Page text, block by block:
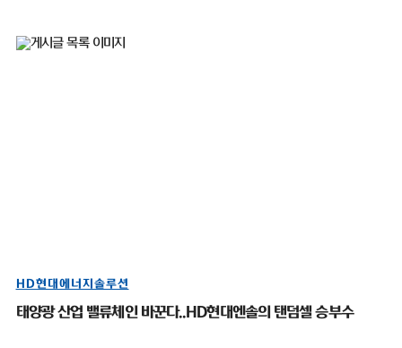
HD현대에너지솔루션
태양광 산업 밸류체인 바꾼다..HD현대엔솔의 탠덤셀 승부수